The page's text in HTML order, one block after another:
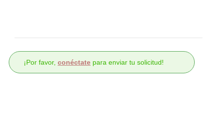
¡Por favor, conéctate para enviar tu solicitud!